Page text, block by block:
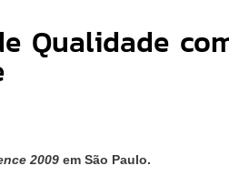
Qualidade
2009 em São Paulo.